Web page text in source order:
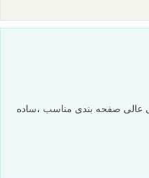
عالی صفحه بندی مناسب ،ساده